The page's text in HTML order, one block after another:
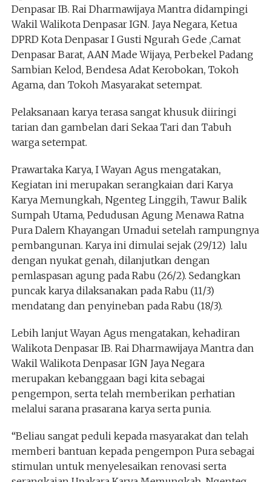
Denpasar IB. Rai Dharmawijaya Mantra didampingi
Wakil Walikota Denpasar IGN. Jaya Negara, Ketua
DPRD Kota Denpasar I Gusti Ngurah Gede ,Camat
Denpasar Barat, AAN Made Wijaya, Perbekel Padang
Sambian Kelod, Bendesa Adat Kerobokan, Tokoh
Agama, dan Tokoh Masyarakat setempat.
Pelaksanaan karya terasa sangat khusuk diiringi
tarian dan gambelan dari Sekaa Tari dan Tabuh
warga setempat.
Prawartaka Karya, I Wayan Agus mengatakan,
Kegiatan ini merupakan serangkaian dari Karya
Karya Memungkah, Ngenteg Linggih, Tawur Balik
Sumpah Utama, Pedudusan Agung Menawa Ratna
Pura Dalem Khayangan Umadui setelah rampungnya
pembangunan. Karya ini dimulai sejak (29/12) lalu
dengan nyukat genah, dilanjutkan dengan
pemlaspasan agung pada Rabu (26/2). Sedangkan
puncak karya dilaksanakan pada Rabu (11/3)
mendatang dan penyineban pada Rabu (18/3).
Lebih lanjut Wayan Agus mengatakan, kehadiran
Walikota Denpasar IB. Rai Dharmawijaya Mantra dan
Wakil Walikota Denpasar IGN Jaya Negara
merupakan kebanggaan bagi kita sebagai
pengempon, serta telah memberikan perhatian
melalui sarana prasarana karya serta punia.
“Beliau sangat peduli kepada masyarakat dan telah
memberi bantuan kepada pengempon Pura sebagai
stimulan untuk menyelesaikan renovasi serta